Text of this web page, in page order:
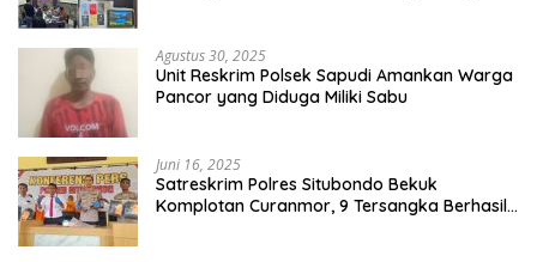
Agustus 30, 2025
Unit Reskrim Polsek Sapudi Amankan Warga
Pancor yang Diduga Miliki Sabu
Juni 16, 2025
Satreskrim Polres Situbondo Bekuk
Komplotan Curanmor, 9 Tersangka Berhasil